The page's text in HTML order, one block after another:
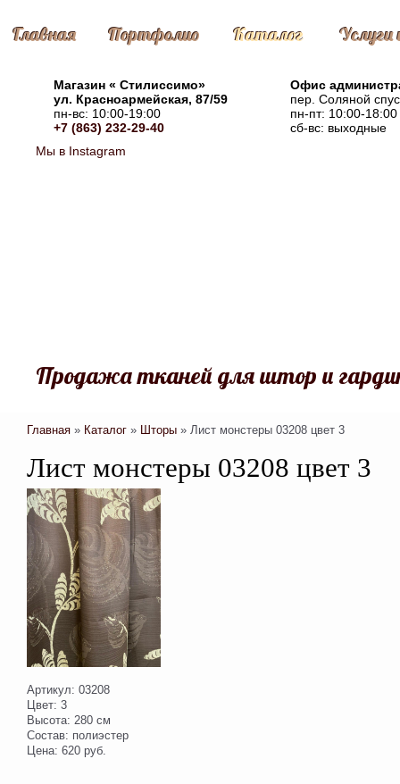
Главная Портфолио Каталог Услуги
Магазин « Стилиссимо»
ул. Красноармейская, 87/59
пн-вс: 10:00-19:00
+7 (863) 232-29-40
Мы в Instagram
Офис
пер. Соляной
пн-пт: 10:00-18:00
сб-вс: выходные
Продажа тканей для штор и
Главная » Каталог » Шторы » Лист монстеры 03208 цвет 3
Лист монстеры 03208 цвет 3
Артикул: 03208
Цвет: 3
Высота: 280 см
Состав: полиэстер
Цена: 620 руб.